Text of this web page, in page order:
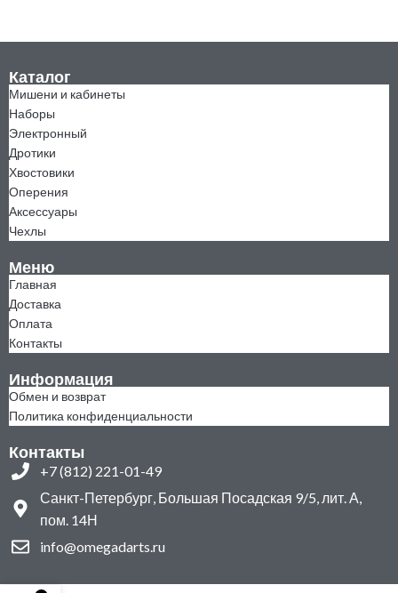
Каталог
Мишени и кабинеты
Наборы
Электронный
Дротики
Хвостовики
Оперения
Аксессуары
Чехлы
Меню
Главная
Доставка
Оплата
Контакты
Информация
Обмен и возврат
Политика конфиденциальности
Контакты
+7 (812) 221-01-49
Санкт-Петербург, Большая Посадская 9/5, лит. А,
пом. 14Н
info@omegadarts.ru